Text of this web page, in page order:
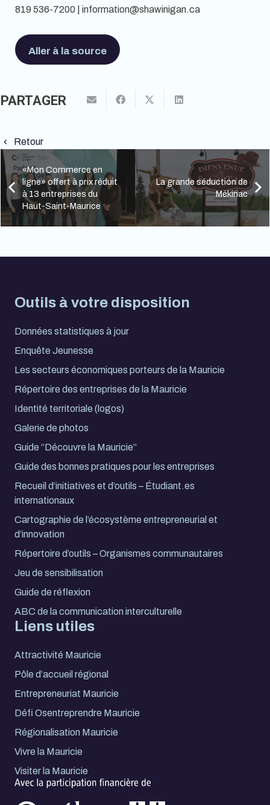
819 536-7200 | information@shawinigan.ca
Aller à la source
PARTAGER
keyboard_arrow_left Retour
«Mon Commerce en
ligne» offert à prix réduit
à 13 entreprises du
Haut-Saint-Maurice
La grande séduction de
Mékinac
Outils à votre disposition
Données statistiques à jour
Enquête Jeunesse
Les secteurs économiques porteurs de la Mauricie
Répertoire des entreprises de la Mauricie
Identité territoriale (logos)
Galerie de photos
Guide “Découvre la Mauricie”
Guide des bonnes pratiques pour les entreprises
Recueil d’initiatives et d’outils – Étudiant.es
internationaux
Cartographie de l’écosystème entrepreneurial et
d’innovation
Répertoire d’outils – Organismes communautaires
Jeu de sensibilisation
Guide de réflexion
ABC de la communication interculturelle
Liens utiles
Attractivité Mauricie
Pôle d’accueil régional
Entrepreneuriat Mauricie
Défi Osentreprendre Mauricie
Régionalisation Mauricie
Vivre la Mauricie
Visiter la Mauricie